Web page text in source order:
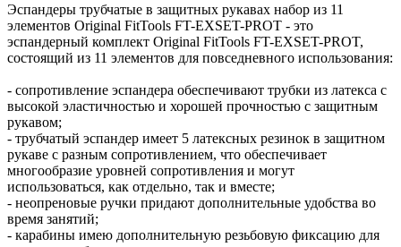
Эспандеры трубчатые в защитных рукавах набор из 11
элементов Original FitTools FT-EXSET-PROT - это
эспандерный комплект Original FitTools FT-EXSET-PROT,
состоящий из 11 элементов для повседневного использования:
- сопротивление эспандера обеспечивают трубки из латекса с
высокой эластичностью и хорошей прочностью с защитным
рукавом;
- трубчатый эспандер имеет 5 латексных резинок в защитном
рукаве с разным сопротивлением, что обеспечивает
многообразие уровней сопротивления и могут
использоваться, как отдельно, так и вместе;
- неопреновые ручки придают дополнительные удобства во
время занятий;
- карабины имею дополнительную резьбовую фиксацию для